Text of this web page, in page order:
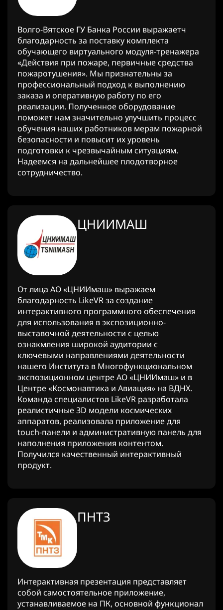
Волго-Вятское ГУ Банка России выражаетч
благодарность за поставку комплекта
обучающего виртуального модуля-тренажера
«Действия при пожаре, первичные средства
пожаротушения». Мы признательны за
профессиональный подход к выполнению
заказа и оперативную работу по его
реализации. Полученное оборудование
поможет нам значительно улучшить процесс
обучения наших работников мерам пожарной
безопасности и повысит их уровень
подготовки к чрезвычайным ситуациям.
Надеемся на дальнейшее плодотворное
сотрудничество.
ЦНИИМАШ
От лица АО «ЦНИИмаш» выражаем
благодарность LikeVR за создание
интерактивного программного обеспечения
для использования в экспозиционно-
выставочной деятельности с целью
ознакмления широкой аудитории с
ключевыми направлениями деятельности
нашего Института в Многофункциональном
экспозиционном центре АО «ЦНИИмаш» и в
Центре «Космонавтика и Авиация» на ВДНХ.
Команда специалистов LikeVR разработала
реалистичные 3D модели космических
аппаратов, реализовала приложение для
touch-панели и административную панель для
наполнения приложения контентом.
Получился качественный интерактивный
продукт.
ПНТЗ
Интерактивная презентация представляет
собой самостоятельное приложение,
устанавливаемое на ПК, основной функционал